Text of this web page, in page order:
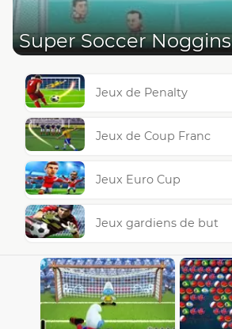
Super Soccer Noggins
Jeux de Penalty
Jeux de Coup Franc
Jeux Euro Cup
Jeux gardiens de but